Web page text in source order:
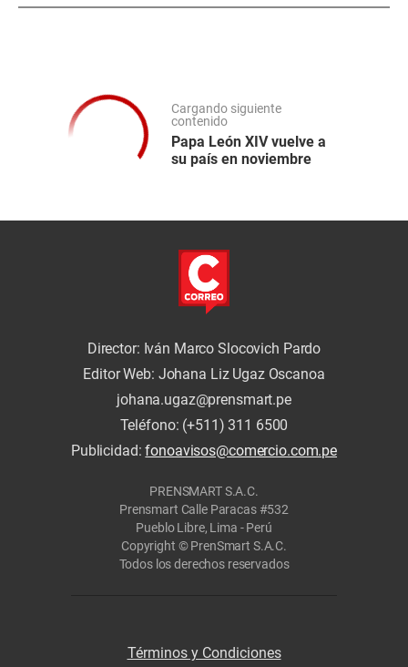
Cargando siguiente
contenido
Papa León XIV vuelve a
su país en noviembre
Director: Iván Marco Slocovich Pardo
Editor Web: Johana Liz Ugaz Oscanoa
johana.ugaz@prensmart.pe
Teléfono: (+511) 311 6500
Publicidad:fonoavisos@comercio.com.pe
PRENSMART S.A.C.
Prensmart Calle Paracas #532
Pueblo Libre, Lima - Perú
Copyright © PrenSmart S.A.C.
Todos los derechos reservados
Términos y Condiciones